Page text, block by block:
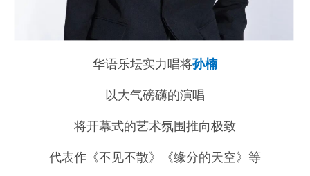
华语乐坛实力唱将孙楠
以大气磅礴的演唱
将开幕式的艺术氛围推向极致
代表作《不见不散》《缘分的天空》等